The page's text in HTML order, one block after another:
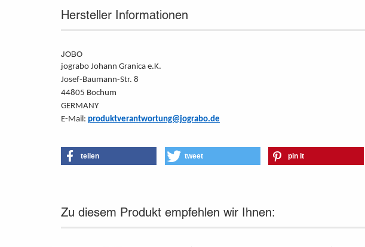
Hersteller Informationen
JOBO
jograbo Johann Granica e.K.
Josef-Baumann-Str. 8
44805 Bochum
GERMANY
E-Mail: produktverantwortung@jograbo.de
teilen tweet pin it
Zu diesem Produkt empfehlen wir Ihnen: